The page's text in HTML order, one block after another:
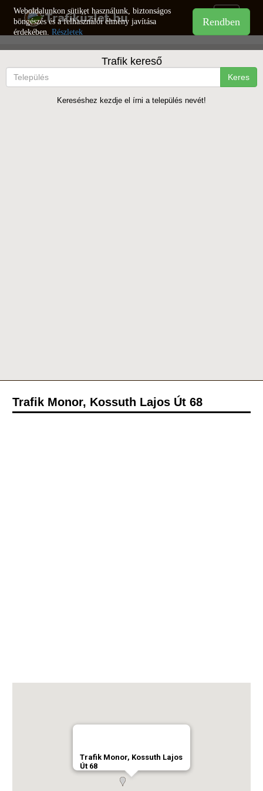
Weboldalunkon sütiket használunk, biztonságos
böngészés és a felhasználói élmény javítása
érdekében. Részletek
navigation
Trafik kereső
Keres
Kereséshez kezdje el írni a település nevét!
Trafik Monor, Kossuth Lajos Út 68
Trafik Monor, Kossuth Lajos
Út 68